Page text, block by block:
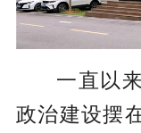
一直以
政治建设摆